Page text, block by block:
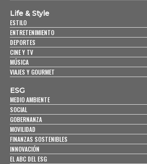
Life & Style
ESTILO
ENTRETENIMIENTO
DEPORTES
CINE Y TV
MÚSICA
VIAJES Y GOURMET
ESG
MEDIO AMBIENTE
SOCIAL
GOBERNANZA
MOVILIDAD
FINANZAS SOSTENIBLES
INNOVACIÓN
EL ABC DEL ESG